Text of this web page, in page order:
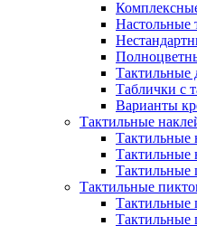
Настольные
Тактильные
Таблички с
Варианты
Тактильные
Тактильные
Тактильные
Тактильные
Тактильные